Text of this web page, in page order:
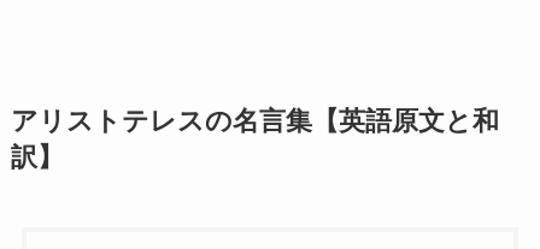
アリストテレスの名言集【英語原文と和
訳】